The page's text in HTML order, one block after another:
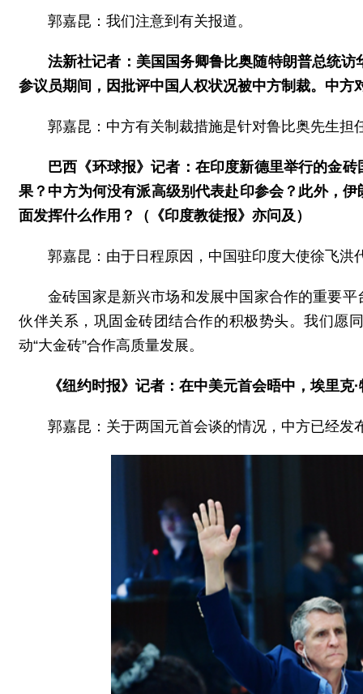
郭嘉昆：我们注意到有关报道。
法新社记者：美国国务卿鲁比奥随特朗普总统
参议员期间，因批评中国人权状况被中方制裁。中
郭嘉昆：中方有关制裁措施是针对鲁比奥先生担
巴西《环球报》记者：在印度新德里举行的金
果？中方为何没有派高级别代表赴印参会？此外，
面发挥什么作用？（《印度教徒报》亦问及）
郭嘉昆：由于日程原因，中国驻印度大使徐飞
金砖国家是新兴市场和发展中国家合作的重要
伙伴关系，巩固金砖团结合作的积极势头。我们愿
动“大金砖”合作高质量发展。
《纽约时报》记者：在中美元首会晤中，埃里克
郭嘉昆：关于两国元首会谈的情况，中方已经